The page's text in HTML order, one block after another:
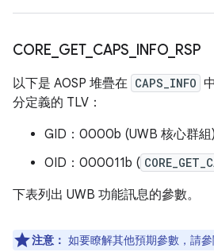
CORE GET_ CAPS INFO RSP
以下是 AOSP 堆疊在 CAPS_INFO
分定義的 TLV：
GID：0000b (UWB 核心群組)
OID：000011b (
下表列出 UWB 功能訊息的參數。
注意： 如要瞭解其他預期參數，請參